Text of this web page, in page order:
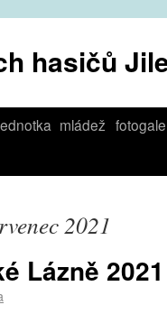
hasičů
mládež
2021
Lázně 2021